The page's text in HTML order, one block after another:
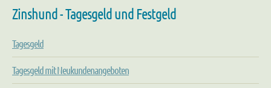
Zinshund - Tagesgeld und Festgeld
Tagesgeld
Tagesgeld mit Neukundenangeboten